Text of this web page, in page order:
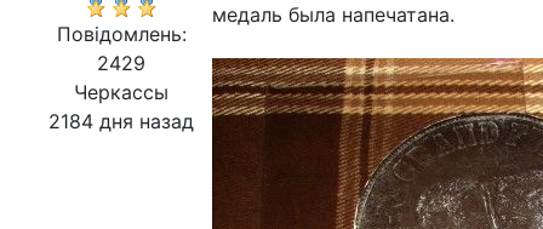
Повідомлень:
2429
Черкассы
2184 дня назад
медаль была напечатана.